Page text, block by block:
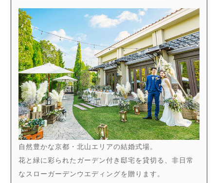
自然豊かな京都・北山エリアの結婚式場。
花と緑に彩られたガーデン付き邸宅を貸切る、非日常
なスローガーデンウエディングを贈ります。